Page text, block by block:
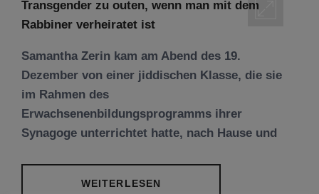
Samantha Zerin kam am Abend des 19.
Dezember von einer jiddischen Klasse, die sie
im Rahmen des
Erwachsenenbildungsprogramms ihrer
Synagoge unterrichtet hatte, nach Hause und
WEITERLESEN